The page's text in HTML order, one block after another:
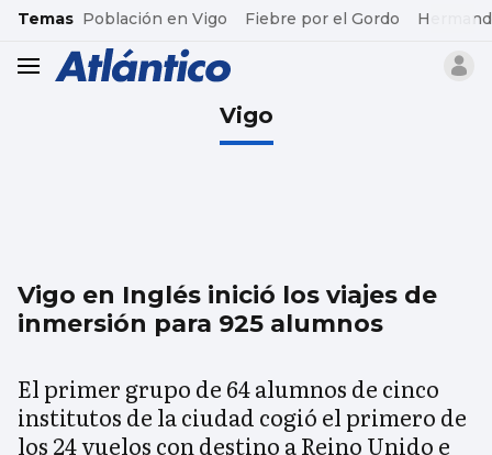
common.go-to-content
Temas Población en Vigo Fiebre por el Gordo
header.menu.open
Vigo
Vigo en Inglés inició los viajes de
inmersión para 925 alumnos
El primer grupo de 64 alumnos de cinco
institutos de la ciudad cogió el primero de
los 24 vuelos con destino a Reino Unido e